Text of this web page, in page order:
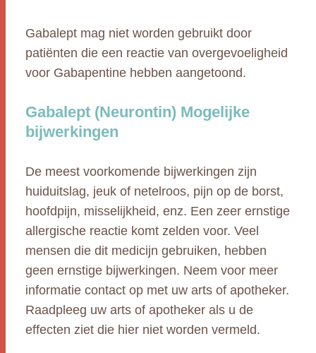
Gabalept mag niet worden gebruikt door
patiënten die een reactie van overgevoeligheid
voor Gabapentine hebben aangetoond.
Gabalept (Neurontin) Mogelijke
bijwerkingen
De meest voorkomende bijwerkingen zijn
huiduitslag, jeuk of netelroos, pijn op de borst,
hoofdpijn, misselijkheid, enz. Een zeer ernstige
allergische reactie komt zelden voor. Veel
mensen die dit medicijn gebruiken, hebben
geen ernstige bijwerkingen. Neem voor meer
informatie contact op met uw arts of apotheker.
Raadpleeg uw arts of apotheker als u de
effecten ziet die hier niet worden vermeld.